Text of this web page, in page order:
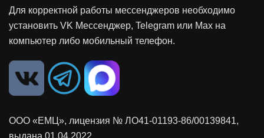
Для корректной работы мессенджеров необходимо
установить VK Мессенджер, Telegram или Max на
компьютер либо мобильный телефон.
ООО «ЕМЦ», лицензия № ЛО41-01193-86/00139841,
выдана 01.04.2022